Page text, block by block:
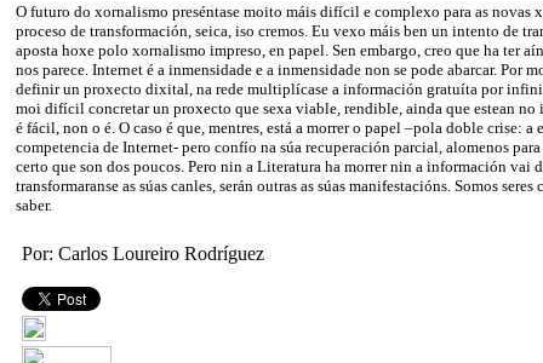
O futuro do xornalismo preséntase moito máis difícil e complexo para as novas
proceso de transformación, seica, iso cremos. Eu vexo máis ben un intento de
aposta hoxe polo xornalismo impreso, en papel. Sen embargo, creo que ha ter
nos parece. Internet é a inmensidade e a inmensidade non se pode abarcar. Por
definir un proxecto dixital, na rede multiplícase a información gratuíta por
moi difícil concretar un proxecto que sexa viable, rendible, ainda que estean no
é fácil, non o é. O caso é que, mentres, está a morrer o papel –pola doble crise: a
competencia de Internet- pero confío na súa recuperación parcial, alomenos
certo que son dos poucos. Pero nin a Literatura ha morrer nin a información vai
transformaranse as súas canles, serán outras as súas manifestacións. Somos
saber.
Por: Carlos Loureiro Rodríguez